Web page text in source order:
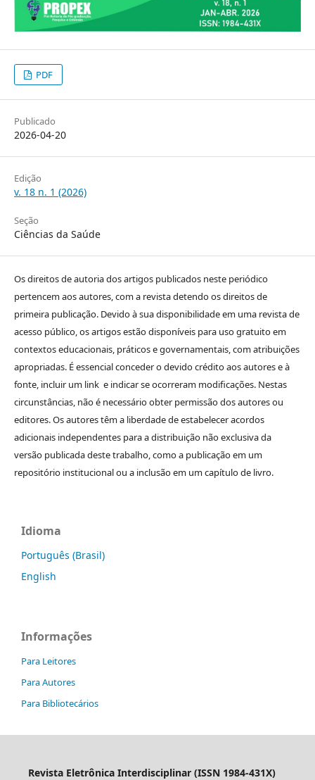
PDF
Publicado
2026-04-20
Edição
v. 18 n. 1 (2026)
Seção
Ciências da Saúde
Os direitos de autoria dos artigos publicados neste periódico
pertencem aos autores, com a revista detendo os direitos de
primeira publicação. Devido à sua disponibilidade em uma revista de
acesso público, os artigos estão disponíveis para uso gratuito em
contextos educacionais, práticos e governamentais, com atribuições
apropriadas. É essencial conceder o devido crédito aos autores e à
fonte, incluir um link e indicar se ocorreram modificações. Nestas
circunstâncias, não é necessário obter permissão dos autores ou
editores. Os autores têm a liberdade de estabelecer acordos
adicionais independentes para a distribuição não exclusiva da
versão publicada deste trabalho, como a publicação em um
repositório institucional ou a inclusão em um capítulo de livro.
Idioma
Português (Brasil)
English
Informações
Para Leitores
Para Autores
Para Bibliotecários
Revista Eletrônica Interdisciplinar (ISSN 1984-431X)